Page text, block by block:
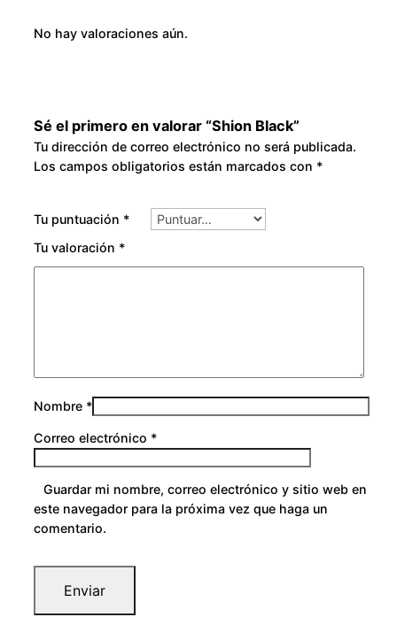
No hay valoraciones aún.
Sé el primero en valorar “Shion Black”
Tu dirección de correo electrónico no será publicada.
Los campos obligatorios están marcados con *
Tu puntuación *
Tu valoración *
Nombre *
Correo electrónico *
Guardar mi nombre, correo electrónico y sitio web en
este navegador para la próxima vez que haga un
comentario.